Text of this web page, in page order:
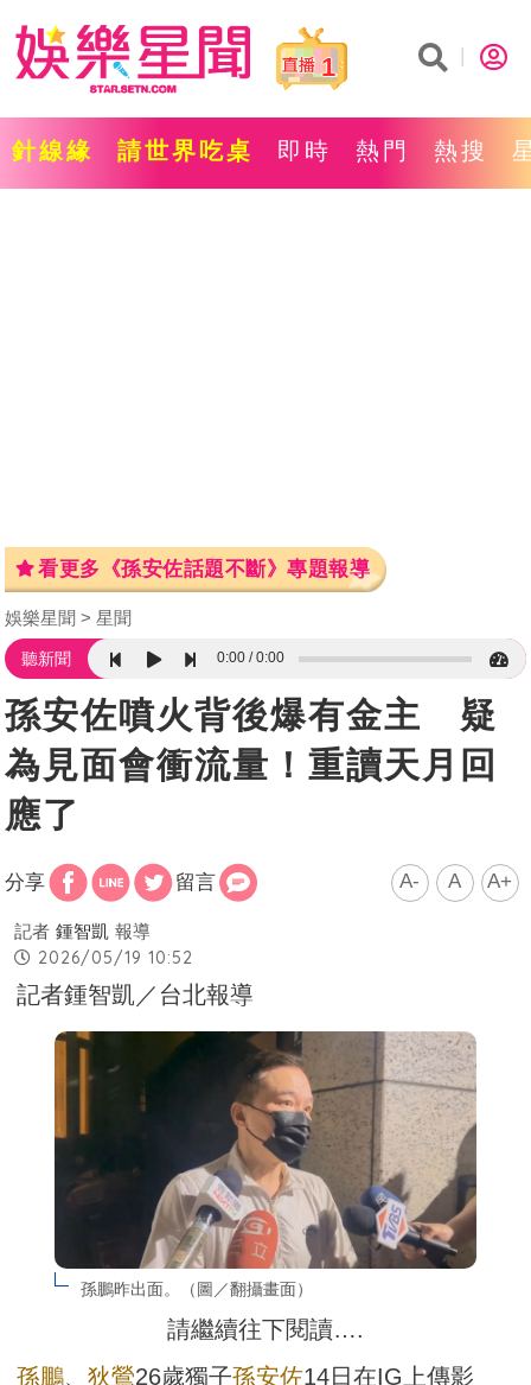
1
針線緣 請世界吃桌 即時 熱門 熱搜
看更多《孫安佐話題不斷》專題報導
娛樂星聞 星聞
聽新聞 0:00 0:00
孫安佐噴火背後爆有金主 疑
為見面會衝流量！重讀天月回
應了
分享 留言 A- A A+
記者 鍾智凱 報導
2026/05/19 10:52
記者鍾智凱／台北報導
孫鵬昨出面。（圖／翻攝畫面）
請繼續往下閱讀….
孫鵬、狄鶯26歲獨子孫安佐14日在IG上傳影